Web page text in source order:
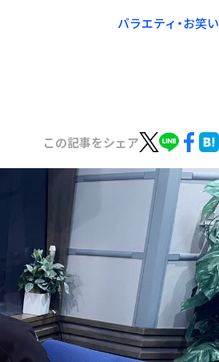
会社情報
バラエティ・お笑い
この記事をシェア